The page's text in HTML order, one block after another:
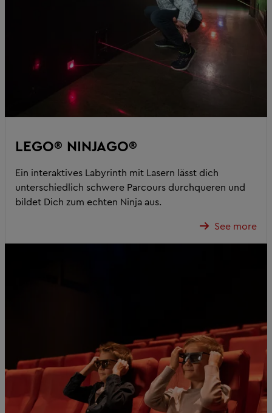
LEGO® NINJAGO®
Ein interaktives Labyrinth mit Lasern lässt dich
unterschiedlich schwere Parcours durchqueren und
bildet Dich zum echten Ninja aus.
See more